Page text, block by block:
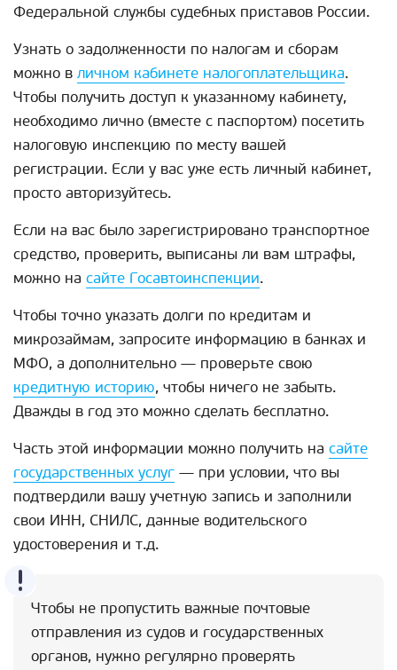
Федеральной службы судебных приставов России.
Узнать о задолженности по налогам и сборам
можно в личном кабинете налогоплательщика.
Чтобы получить доступ к указанному кабинету,
необходимо лично (вместе с паспортом) посетить
налоговую инспекцию по месту вашей
регистрации. Если у вас уже есть личный кабинет,
просто авторизуйтесь.
Если на вас было зарегистрировано транспортное
средство, проверить, выписаны ли вам штрафы,
можно на сайте Госавтоинспекции.
Чтобы точно указать долги по кредитам и
микрозаймам, запросите информацию в банках и
МФО, а дополнительно — проверьте свою
кредитную историю, чтобы ничего не забыть.
Дважды в год это можно сделать бесплатно.
Часть этой информации можно получить на сайте
государственных услуг — при условии, что вы
подтвердили вашу учетную запись и заполнили
свои ИНН, СНИЛС, данные водительского
удостоверения и т.д.
Чтобы не пропустить важные почтовые
отправления из судов и государственных
органов, нужно регулярно проверять